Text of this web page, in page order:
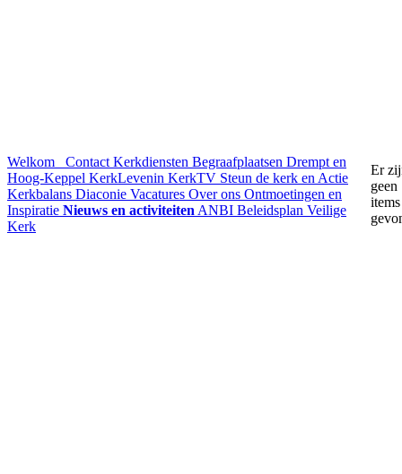
Welkom Contact Kerkdiensten Begraafplaatsen Drempt en
Hoog-Keppel KerkLevenin KerkTV Steun de kerk en Actie
Kerkbalans Diaconie Vacatures Over ons Ontmoetingen en
Inspiratie Nieuws en activiteiten ANBI Beleidsplan Veilige
Kerk
Er
geen
items